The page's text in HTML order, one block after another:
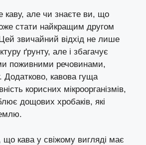
каву, але чи знаєте ви, що
стати найкращим другом
звичайний відхід не лише
ґрунту, але і збагачує
поживними речовинами,
Додатково, кавова гуща
корисних мікроорганізмів,
дощових хробаків, які
що кава у свіжому вигляді має